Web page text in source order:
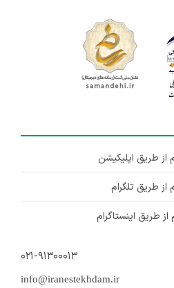
طریق اپلیکیشن
طریق تلگرام
طریق اینستاگرام
۰۲۱-۹۱۳۰۰۰۱۳
info@iranestekhdam.ir